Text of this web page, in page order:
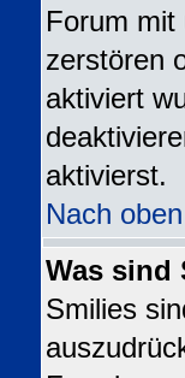
Forum mit
zerstören
aktiviert
aktivierst.
Nach oben
Was sind
Smilies